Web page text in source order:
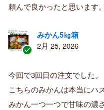
者
頼んで良かったと思います。
証
済
み
購
みかん5㎏箱
2月 25, 2026
今回で3回目の注文でした。
こちらのみかんは本当にハ
みかん一つ一つで甘味の濃